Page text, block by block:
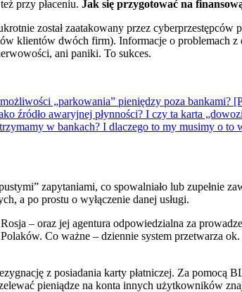
przy płaceniu. Jak się przygotować na
został zaatakowany przez
klientów dwóch firm). Informacje o problemach
ani paniki. To sukces.
„parkowania” pieniędzy poza
źródło awaryjnej płynności? I czy ta karta
w bankach? I dlaczego to my musimy
zapytaniami, co spowalniało lub zupełnie
a po prostu o wyłączenie danej usługi.
– oraz jej agentura odpowiedzialna za
Co ważne – dziennie system przetwarza
z posiadania karty płatniczej. Za pomocą
pieniądze na konta innych użytkowników